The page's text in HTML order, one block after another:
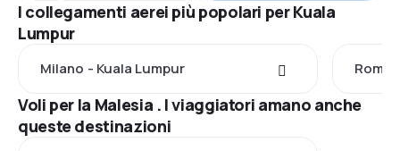
I collegamenti aerei più popolari per Kuala
Lumpur
Milano - Kuala Lumpur Roma
Voli per la Malesia . I viaggiatori amano anche
queste destinazioni